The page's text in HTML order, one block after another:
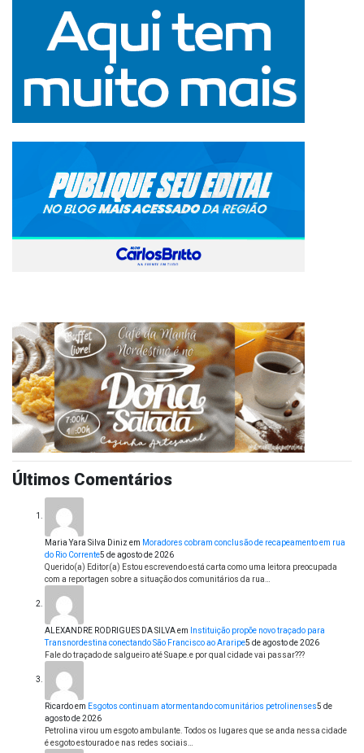
Últimos Comentários
Maria Yara Silva Diniz em Moradores cobram conclusão de recapeamento em rua
do Rio Corrente5 de agosto de 2026
Querido(a) Editor(a) Estou escrevendo está carta como uma leitora preocupada
com a reportagen sobre a situação dos comunitários da rua…
ALEXANDRE RODRIGUES DA SILVAem
Instituição propõe novo traçado para
Transnordestina conectando São Francisco ao Araripe5 de agosto de 2026
Fale do traçado de salgueiro até Suape.e por qual cidade vai passar???
Ricardoem Esgotos continuam atormentando comunitários petrolinenses5 de
agosto de 2026
Petrolina virou um esgoto ambulante. Todos os lugares que se anda nessa cidade
é esgoto estourado e nas redes sociais…